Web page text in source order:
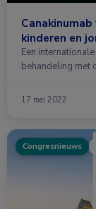
kinderen en
Een
behandeling met
17 mei 2022
Congresnieuws